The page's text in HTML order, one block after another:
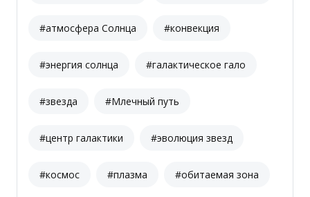
#атмосфера Солнца #конвекция
#энергия солнца #галактическое гало
#звезда #Млечный путь
#центр галактики #эволюция звезд
#космос #плазма #обитаемая зона